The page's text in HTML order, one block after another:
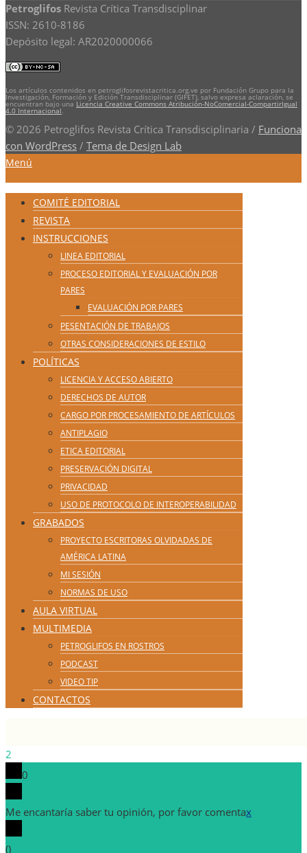
Petroglifos Revista Crítica Transdisciplinar
ISSN: 2610-8186
Depósito legal: AR2020000066
Los artículos contenidos en petroglifosrevistacritica.org.ve por Fundación Grupo para la
Investigación, Formación y Edición Transdisciplinar (GIFET), salvo expresa aclaración, se
encuentran bajo una Licencia Creative Commons Atribución-NoComercial-CompartirIgual
4.0 Internacional.
© 2026 Petroglifos Revista Crítica Transdisciplinaria / Funciona
con WordPress / Tema de Design Lab
Menú
COMITÉ EDITORIAL
REVISTA
INSTRUCCIONES
LINEA EDITORIAL
PROCESO EDITORIAL Y EVALUACIÓN POR
PARES
EVALUACIÓN POR PARES
PESENTACIÓN DE TRABAJOS
OTRAS CONSIDERACIONES DE ESTILO
POLÍTICAS
LICENCIA Y ACCESO ABIERTO
DERECHOS DE AUTOR
CARGO POR PROCESAMIENTO DE ARTÍCULOS
ANTIPLAGIO
ETICA EDITORIAL
PRESERVACIÓN DIGITAL
PRIVACIDAD
USO DE PROTOCOLO DE INTEROPERABILIDAD
GRABADOS
PROYECTO ESCRITORAS OLVIDADAS DE
AMÉRICA LATINA
MI SESIÓN
NORMAS DE USO
AULA VIRTUAL
MULTIMEDIA
PETROGLIFOS EN ROSTROS
PODCAST
VIDEO TIP
CONTACTOS
2
0
Me encantaría saber tu opinión, por favor comentax
()